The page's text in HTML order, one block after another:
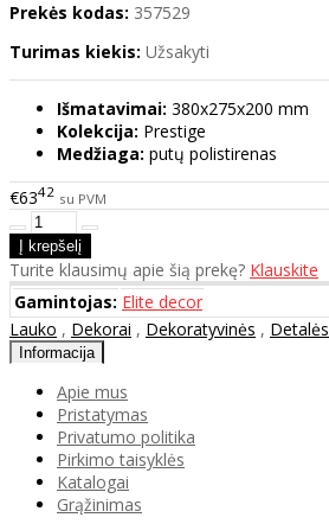
Prekės kodas: 357529
Turimas kiekis: Užsakyti
Išmatavimai: 380x275x200 mm
Kolekcija: Prestige
Medžiaga: putų polistirenas
€6342 su PVM
Turite klausimų apie šią prekę? Klauskite
Gamintojas: Elite decor
Lauko , Dekorai , Dekoratyvinės , Detalės
Informacija
Apie mus
Pristatymas
Privatumo politika
Pirkimo taisyklės
Katalogai
Grąžinimas